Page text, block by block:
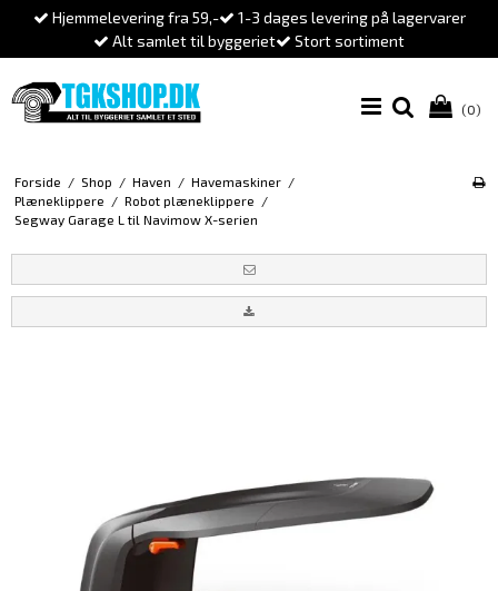
Hjemmelevering fra 59,-
1-3 dages levering på lagervarer
Alt samlet til byggeriet
Stort sortiment
(0)
Forside / Shop / Haven / Havemaskiner /
Plæneklippere / Robot plæneklippere /
Segway Garage L til Navimow X-serien